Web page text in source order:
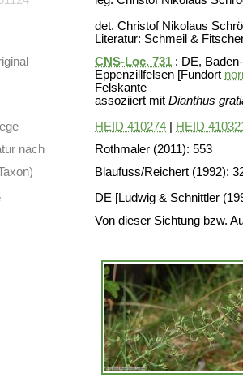
det. Christof Nikolaus
Literatur: Schmeil &
CNS-Loc. 731 : DE,
Eppenzillfelsen [Fundort
Felskante
assoziiert mit Dianthus
HEID 410274
HEID
nach
Rothmaler (2011): 553
Blaufuss/Reichert (1992):
DE [Ludwig & Schnittler
Von dieser Sichtung bzw.